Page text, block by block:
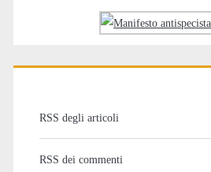
RSS degli articoli
RSS dei commenti